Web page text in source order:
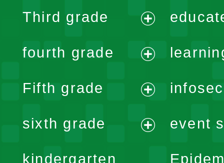
menu
Third grade
menu
fourth grade
menu
Fifth grade
menu
sixth grade
kindergarten
event